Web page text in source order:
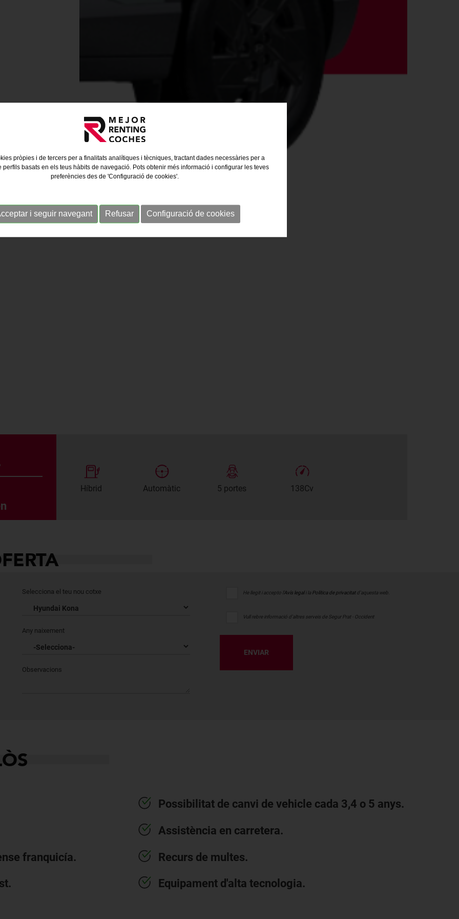
Híbrid Automàtic 5 portes 138Cv
Selecciona el teu nou cotxe
Any naixement
Observacions
He llegit i accepto l'Avís legali la Política de privacitat d'aquesta web.
Vull rebre informació d'altres serveis de Segur Prat - Occident
ENVIAR
franquicía.
Possibilitat de canvi de vehicle cada 3,4 o 5 anys.
Assistència en carretera.
Recurs de multes.
Equipament d'alta tecnologia.
pròpies i de tercers per a finalitats analítiques i tècniques, tractant dades necessàries per a
perfils basats en els teus hàbits de navegació. Pots obtenir més informació i configurar les teves
preferències des de 'Configuració de cookies'.
i seguir navegant Refusar Configuració de cookies